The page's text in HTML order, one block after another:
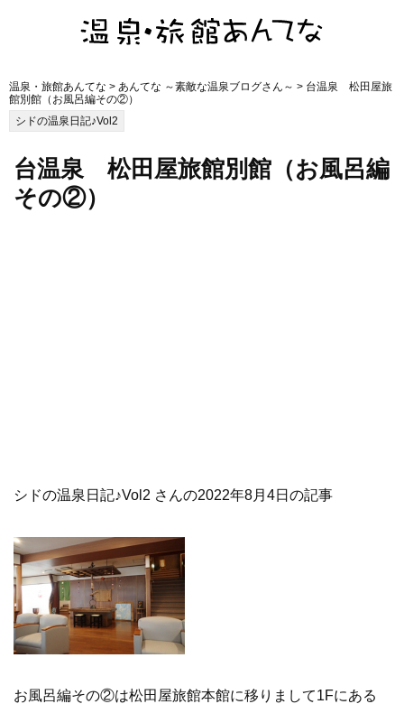
温泉・旅館あんてな > あんてな ～素敵な温泉ブログさん～ > 台温泉 松田屋旅
館別館（お風呂編その②）
シドの温泉日記♪Vol2
台温泉 松田屋旅館別館（お風呂編
その②）
シドの温泉日記♪Vol2 さんの2022年8月4日の記事
お風呂編その②は松田屋旅館本館に移りまして1Fにある